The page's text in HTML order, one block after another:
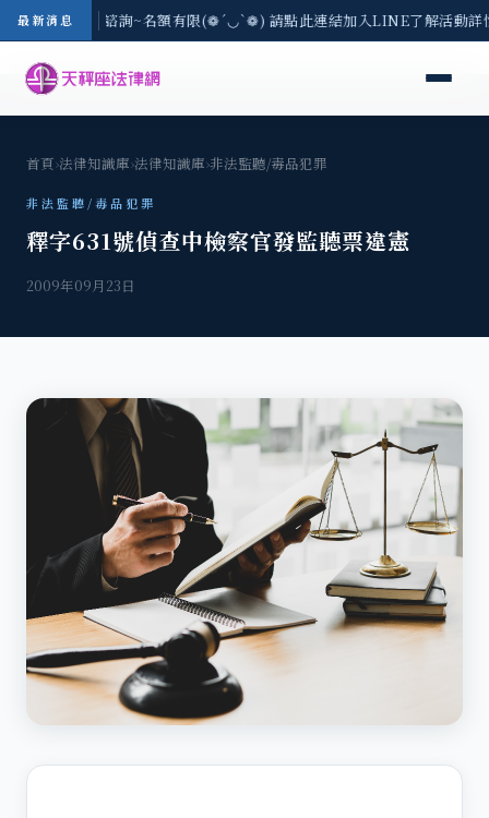
最新消息
現場免費法律諮詢~名額有限(❁´◡`❁) 請點此連結加入LINE了解活動
首頁›法律知識庫›法律知識庫›非法監聽/毒品犯罪
非法監聽/毒品犯罪
釋字631號偵查中檢察官發監聽票違憲
2009年09月23日